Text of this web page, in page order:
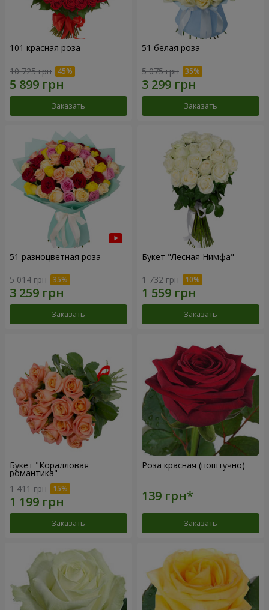
101 красная роза
10 725 грн
Заказать
51 белая роза
5 075 грн
Заказать
51 разноцветная роза
5 014 грн
Заказать
Букет "Лесная Нимфа"
1 732 грн
Заказать
Букет "Коралловая
романтика"
1 411 грн
Заказать
Роза красная (поштучно)
Заказать